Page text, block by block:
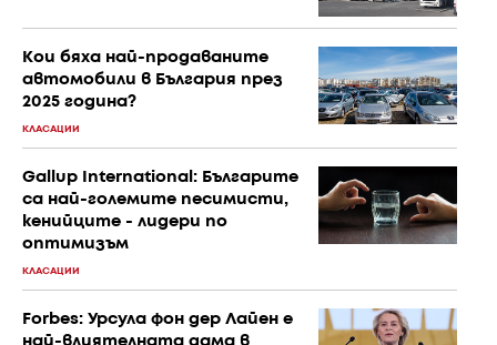
Кои бяха най-продаваните
автомобили в България през
2025 година?
КЛАСАЦИИ
Gallup International: Българите
са най-големите песимисти,
кенийците - лидери по
оптимизъм
КЛАСАЦИИ
Forbes: Урсула фон дер Лайен е
най-влиятелната дама в